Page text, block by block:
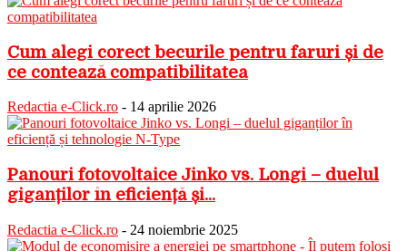
Cum alegi corect becurile pentru faruri și de
ce contează compatibilitatea
Redactia e-Click.ro - 14 aprilie 2026
Panouri fotovoltaice Jinko vs. Longi – duelul
giganților în eficiență și...
Redactia e-Click.ro - 24 noiembrie 2025